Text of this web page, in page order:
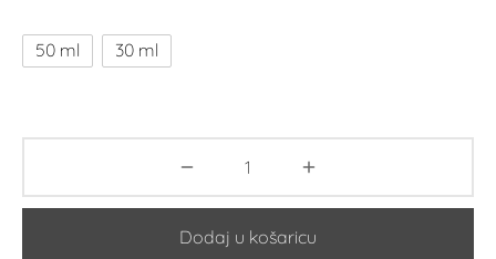
50 ml 30 ml
Dodaj u košaricu